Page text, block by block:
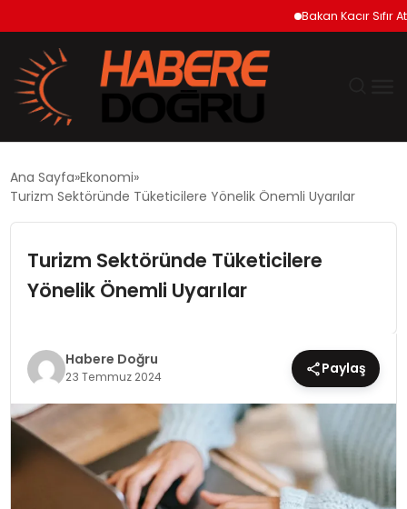
Bakan Kacır Sıfır
SİYASET
TEKNOLOJİ
SPOR
EĞİTİM
Ana Sayfa Ekonomi
Turizm Sektöründe Tüketicilere Yönelik Önemli Uyarılar
Turizm Sektöründe Tüketicilere
Yönelik Önemli Uyarılar
Habere Doğru
23 Temmuz 2024 Paylaş